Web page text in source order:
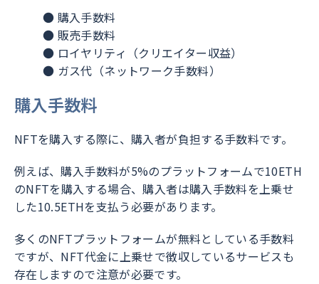
● 購入手数料
● 販売手数料
● ロイヤリティ（クリエイター収益）
● ガス代（ネットワーク手数料）
購入手数料
NFTを購入する際に、購入者が負担する手数料です。
例えば、購入手数料が5%のプラットフォームで10ETH
のNFTを購入する場合、購入者は購入手数料を上乗せ
した10.5ETHを支払う必要があります。
多くのNFTプラットフォームが無料としている手数料
ですが、NFT代金に上乗せで徴収しているサービスも
存在しますので注意が必要です。